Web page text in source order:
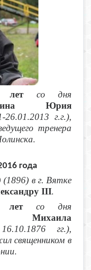
со дня
Юрия
26.01.2013 г.г.),
тренера
года
(1896) в г. Вятке
III.
лет со дня
Михаила
гг.),
священником в